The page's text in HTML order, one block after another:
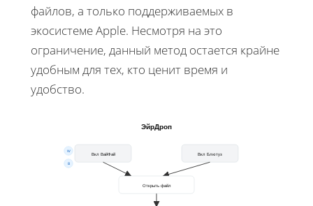
файлов, а только поддерживаемых в
экосистеме Apple. Несмотря на это
ограничение, данный метод остается крайне
удобным для тех, кто ценит время и
удобство.
ЭйрДроп
Вкл ВайФай Вкл Блютуз
Открыть файл
W
B